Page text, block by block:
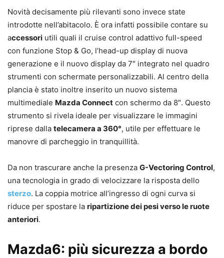
Novità decisamente più rilevanti sono invece state
introdotte nell’abitacolo. È ora infatti possibile contare su
accessori utili quali il cruise control adattivo full-speed
con funzione Stop & Go, l’head-up display di nuova
generazione e il nuovo display da 7″ integrato nel quadro
strumenti con schermate personalizzabili. Al centro della
plancia è stato inoltre inserito un nuovo sistema
multimediale Mazda Connect con schermo da 8″. Questo
strumento si rivela ideale per visualizzare le immagini
riprese dalla telecamera a 360°, utile per effettuare le
manovre di parcheggio in tranquillità.
Da non trascurare anche la presenza G-Vectoring Control,
una tecnologia in grado di velocizzare la risposta dello
sterzo. La coppia motrice all’ingresso di ogni curva si
riduce per spostare la ripartizione dei pesi verso le ruote
anteriori.
Mazda6: più sicurezza a bordo